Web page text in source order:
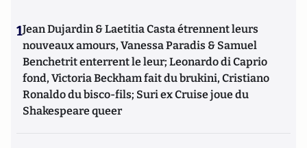
1Jean Dujardin & Laetitia Casta étrennent leurs
nouveaux amours, Vanessa Paradis & Samuel
Benchetrit enterrent le leur; Leonardo di Caprio
fond, Victoria Beckham fait du brukini, Cristiano
Ronaldo du bisco-fils; Suri ex Cruise joue du
Shakespeare queer